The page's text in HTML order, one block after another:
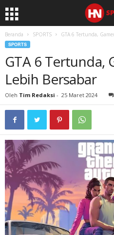
Beranda SPORTS GTA 6 Tertunda,
SPORTS
GTA 6 Tertunda,
Lebih Bersabar
Oleh Tim Redaksi - 25 Maret 2024